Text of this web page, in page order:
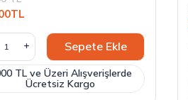
TL
Sepete Ekle
TL ve Üzeri Alışverişlerde
Ücretsiz Kargo